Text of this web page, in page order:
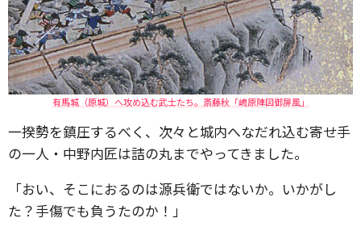
有馬城（原城）へ攻め込む武士たち。斎藤秋「嶋原陣図御屏風」
一揆勢を鎮圧するべく、次々と城内へなだれ込む寄せ手
の一人・中野内匠は詰の丸までやってきました。
「おい、そこにおるのは源兵衛ではないか。いかがし
た？手傷でも負うたのか！」